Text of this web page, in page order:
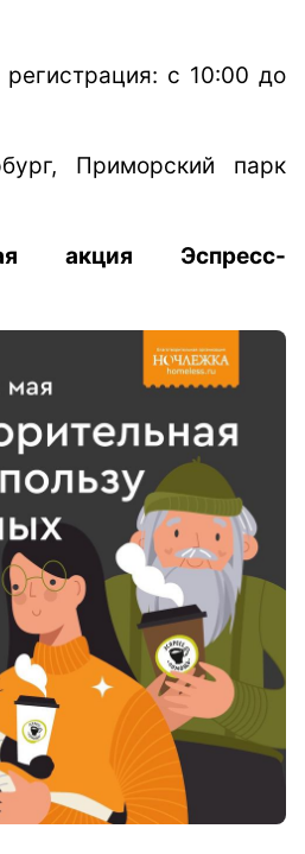
с 10:00 до
Приморский парк
акция Эспресс-